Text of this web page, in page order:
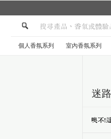
個人香氛系列 室內香氛系列
迷
噢不！